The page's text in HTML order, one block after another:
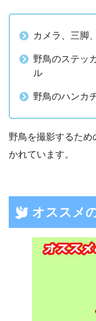
カメラ、三脚
野鳥のステッ
ル
野鳥のハンカ
野鳥を撮影するた
かれています。
オススメ